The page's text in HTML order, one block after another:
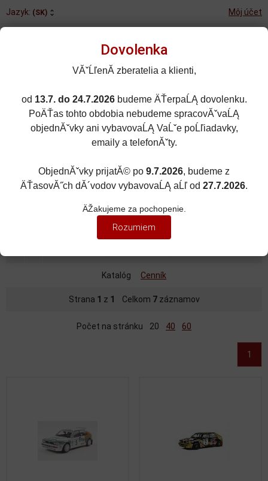
Jazyk: (SK) Môj účet
kusov
Rozšírené vyhľadávanie
Porovnané (0)
Obľúbené (0)
Katalóg Cenník
Strana 1 z 1 Celkom 7záznamov
Počet na stránku 20 40 60
1
Dovolenka
VĂˇĹľenĂ­ zberatelia a klienti,
od 13.7. do 24.7.2026budeme ÄŤerpaĹĄ dovolenku.
PoÄŤas tohto obdobia nebudeme spracovĂˇvaĹĄ
objednĂˇvky ani vybavovaĹĄ VaĹˇe poĹľiadavky,
emaily a telefonĂˇty.
ObjednĂˇvky prijatĂ© po 9.7.2026, budeme z
ÄŤasovĂ˝ch dĂ´vodov vybavovaĹĄ aĹľ od 27.7.2026.
ÄŽakujeme za pochopenie.
Rozumiem